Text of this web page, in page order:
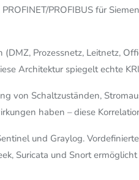
PROFIBUS für
Prozessnetz, Leitnetz,
Architektur spiegelt echte
von Schaltzuständen,
haben – diese
und Graylog.
Suricata und Snort